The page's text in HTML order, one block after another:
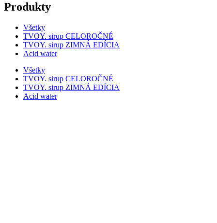
Produkty
Všetky
TVOY. sirup CELOROČNÉ
TVOY. sirup ZIMNÁ EDÍCIA
Acid water
Všetky
TVOY. sirup CELOROČNÉ
TVOY. sirup ZIMNÁ EDÍCIA
Acid water